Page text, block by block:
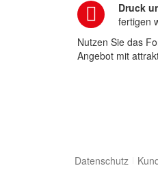
Druck
fertigen
Nutzen Sie das
Angebot mit
Datenschutz